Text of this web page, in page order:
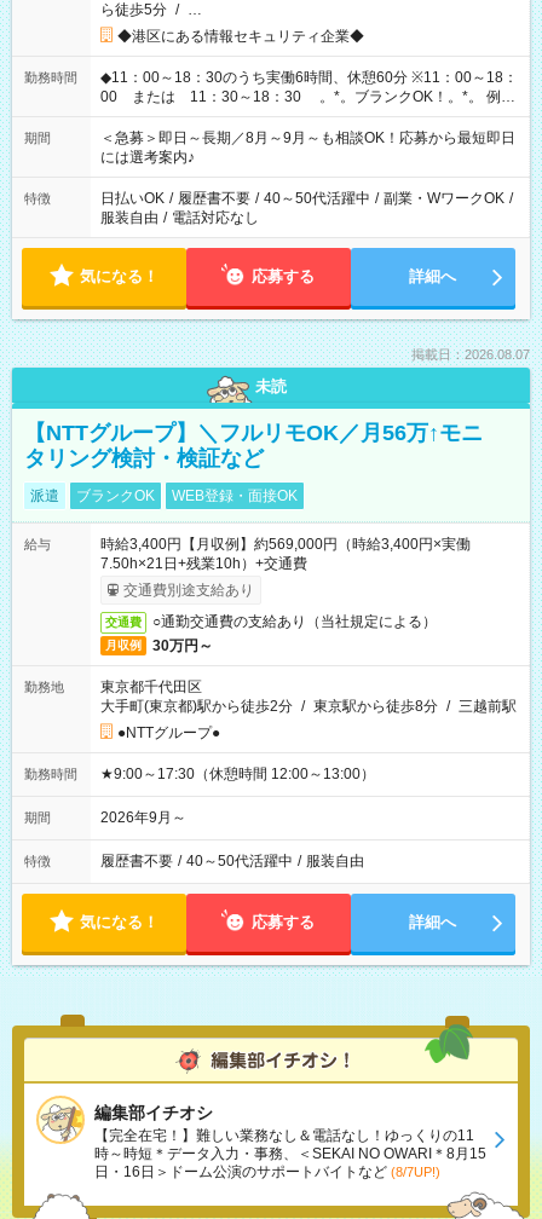
ら徒歩5分 / …
◆港区にある情報セキュリティ企業◆
勤務時間
◆11：00～18：30のうち実働6時間、休憩60分 ※11：00～18：
00 または 11：30～18：30 。*。ブランクOK！。*。 例え
ば前職が、 在宅/財団法人/事務/コールセンター/受付/販売/カフェ
スタッフ スイーツ販売/ホテルフロント/化粧品販売/など 様々な
業界から入社して活躍されています♪
期間
＜急募＞即日～長期／8月～9月～も相談OK！応募から最短即日
には選考案内♪
特徴 日払いOK / 履歴書不要 / 40～50代活躍中 / 副業・WワークOK /
服装自由 / 電話対応なし
気になる！ 応募する 詳細へ
掲載日：2026.08.07
未読
【NTTグループ】＼フルリモOK／月56万↑モニ
タリング検討・検証など
派遣 ブランクOK WEB登録・面接OK
給与
時給3,400円【月収例】約569,000円（時給3,400円×実働
7.50h×21日+残業10h）+交通費
交通費別途支給あり
交通費 ○通勤交通費の支給あり（当社規定による）
月収例 30万円～
勤務地
東京都千代田区
大手町(東京都)駅から徒歩2分 / 東京駅から徒歩8分 / 三越前駅
●NTTグループ●
勤務時間 ★9:00～17:30（休憩時間 12:00～13:00）
期間 2026年9月～
特徴 履歴書不要 / 40～50代活躍中 / 服装自由
気になる！ 応募する 詳細へ
編集部イチオシ
【完全在宅！】難しい業務なし＆電話なし！ゆっくりの11
時～時短＊データ入力・事務、＜SEKAI NO OWARI＊8月15
日・16日＞ドーム公演のサポートバイトなど (8/7UP!)